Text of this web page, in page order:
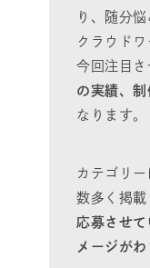
り、随分悩
クラウド
今回注目
の実績、
なります。
カテゴリ
数多く掲載
応募させて
メージがわ